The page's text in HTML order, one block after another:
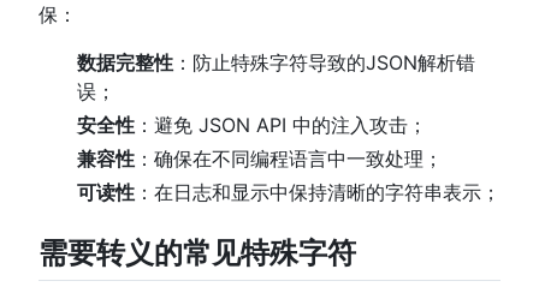
保：
数据完整性 ：防止特殊字符导致的JSON解析错
误；
安全性 ：避免 JSON API 中的注入攻击；
兼容性 ：确保在不同编程语言中一致处理；
可读性 ：在日志和显示中保持清晰的字符串表示；
需要转义的常见特殊字符